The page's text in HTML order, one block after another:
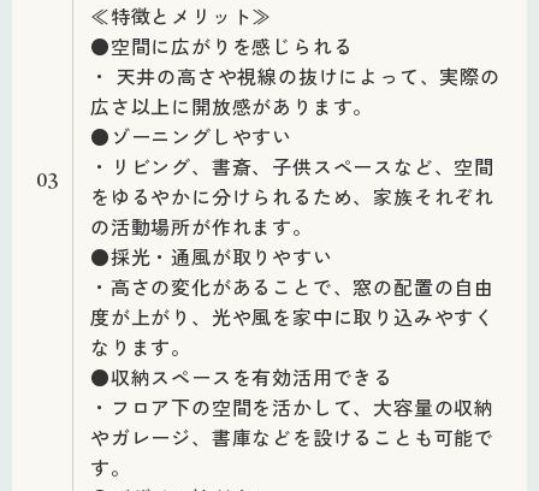
03
≪特徴とメリット≫
●空間に広がりを感じられる
・ 天井の高さや視線の抜けによって、実際の
広さ以上に開放感があります。
●ゾーニングしやすい
・リビング、書斎、子供スペースなど、空間
をゆるやかに分けられるため、家族それぞれ
の活動場所が作れます。
●採光・通風が取りやすい
・高さの変化があることで、窓の配置の自由
度が上がり、光や風を家中に取り込みやすく
なります。
●収納スペースを有効活用できる
・フロア下の空間を活かして、大容量の収納
やガレージ、書庫などを設けることも可能で
す。